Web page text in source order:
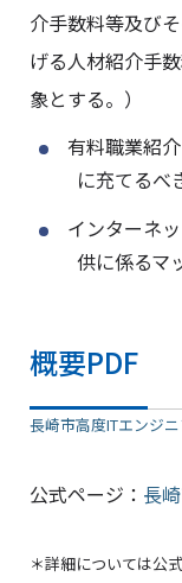
介手数料等及び
げる人材紹介手
象とする。）
有料職業紹
に充てるべ
インターネ
供に係るマ
概要PDF
長崎市高度ITエンジ
公式ページ： 長
＊詳細については公